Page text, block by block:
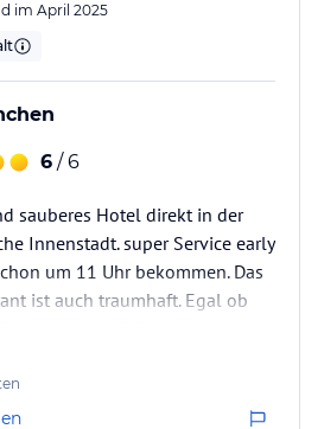
im April 2025
6 / 6
sauberes Hotel direkt in der
Innenstadt. super Service early
um 11 Uhr bekommen. Das
ist auch traumhaft. Egal ob